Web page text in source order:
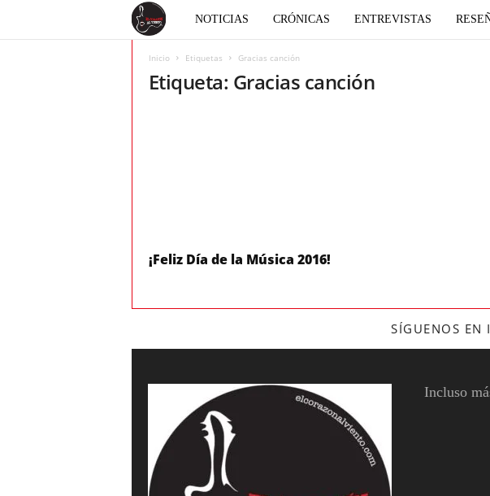
z
NOTICIAS CRÓNICAS ENTREVISTAS
Inicio Etiquetas Gracias canción
Etiqueta: Gracias canción
¡Feliz Día de la Música 2016!
SÍGUENOS EN
Incluso